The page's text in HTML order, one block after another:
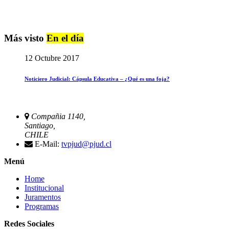
Más visto En el día
12 Octubre 2017
Noticiero Judicial: Cápsula Educativa – ¿Qué es una foja?
Compañia 1140,
Santiago,
CHILE
E-Mail: tvpjud@pjud.cl
Menú
Home
Institucional
Juramentos
Programas
Redes Sociales